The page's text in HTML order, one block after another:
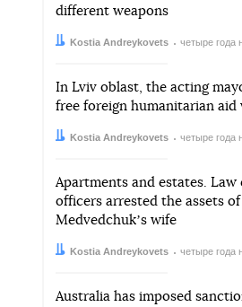
different weapons
Автор:Kostia Andreykovets
Дата: четыре года
In Lviv oblast, the acting
free foreign humanitarian aid
Автор:Kostia Andreykovets
Дата: четыре года
Apartments and estates. Law
officers arrested the assets
Medvedchukʼs wife
Автор:Kostia Andreykovets
Дата: четыре года
Australia has imposed